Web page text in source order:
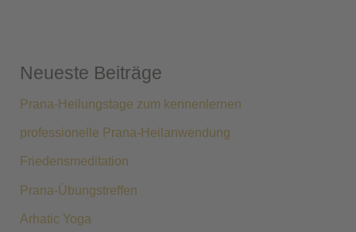
Neueste Beiträge
Prana-Heilungstage zum kennenlernen
professionelle Prana-Heilanwendung
Friedensmeditation
Prana-Übungstreffen
Arhatic Yoga